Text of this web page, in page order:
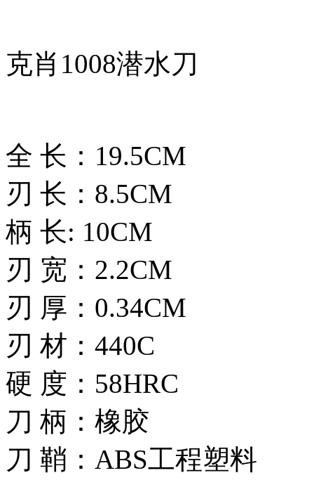
克肖1008潜水刀
全 长：19.5CM
刃 长：8.5CM
柄 长: 10CM
刃 宽：2.2CM
刃 厚：0.34CM
刃 材：440C
硬 度：58HRC
刀 柄：橡胶
刀 鞘：ABS工程塑料